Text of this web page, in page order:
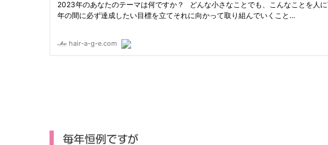
毎年恒例ですが